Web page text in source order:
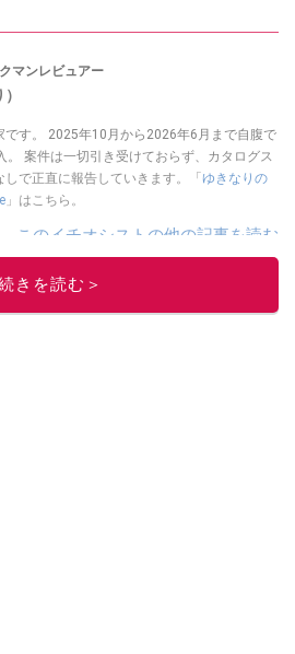
マンレビュアー
です。 2025年10月から2026年6月まで自腹で
。 案件は一切引き受けておらず、カタログス
で正直に報告していきます。「ゆきなりの
」はこちら。
このイチオシストの他の記事を読む
きを読む＞